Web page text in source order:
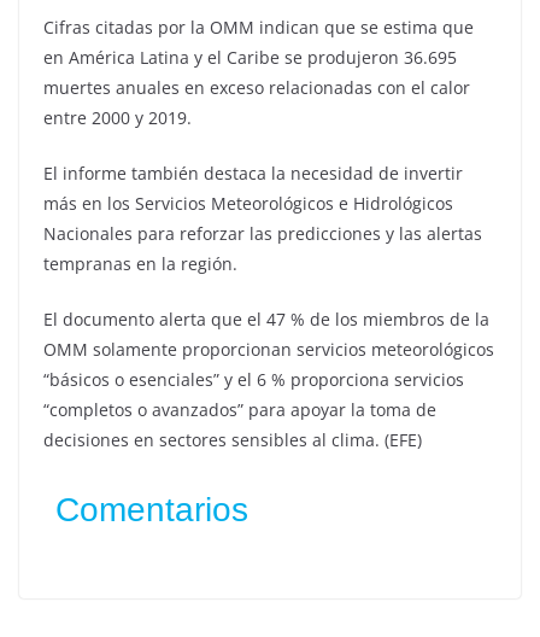
Cifras citadas por la OMM indican que se estima que
en América Latina y el Caribe se produjeron 36.695
muertes anuales en exceso relacionadas con el calor
entre 2000 y 2019.
El informe también destaca la necesidad de invertir
más en los Servicios Meteorológicos e Hidrológicos
Nacionales para reforzar las predicciones y las alertas
tempranas en la región.
El documento alerta que el 47 % de los miembros de la
OMM solamente proporcionan servicios meteorológicos
“básicos o esenciales” y el 6 % proporciona servicios
“completos o avanzados” para apoyar la toma de
decisiones en sectores sensibles al clima. (EFE)
Comentarios